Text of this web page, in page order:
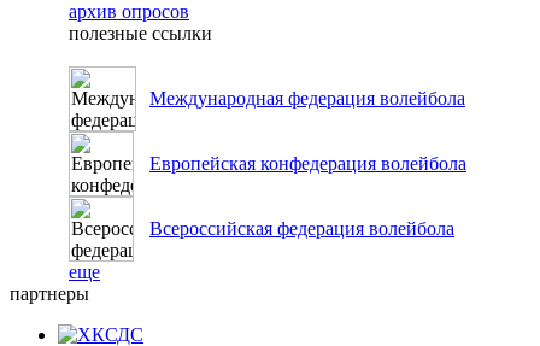
архив опросов
полезные ссылки
Международная федерация волейбола
Европейская конфедерация волейбола
Всероссийская федерация волейбола
еще
партнеры